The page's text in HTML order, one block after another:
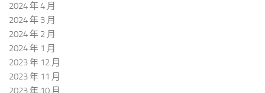
2024 年 4 月
2024 年 3 月
2024 年 2 月
2024 年 1 月
2023 年 12 月
2023 年 11 月